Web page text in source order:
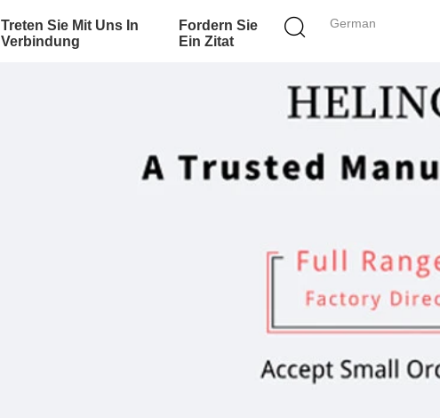
German
Treten Sie Mit Uns In
Verbindung
Fordern Sie
Ein Zitat